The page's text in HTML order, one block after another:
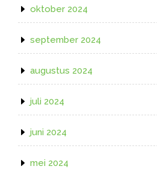
oktober 2024
september 2024
augustus 2024
juli 2024
juni 2024
mei 2024